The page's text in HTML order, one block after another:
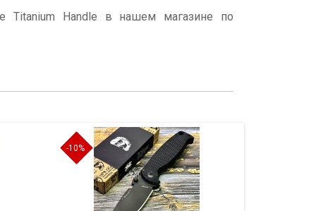
Titanium Handle в нашем магазине по